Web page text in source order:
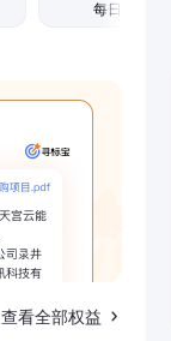
每日仅1.08元
查看全部权益